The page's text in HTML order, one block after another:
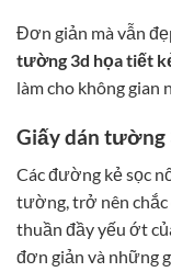
Đơn giản mà vẫn
tường 3d họa tiết
làm cho không gian
Giấy dán tường
Các đường kẻ sọc
tường, trở nên chắc
thuần đầy yếu ớt
đơn giản và những